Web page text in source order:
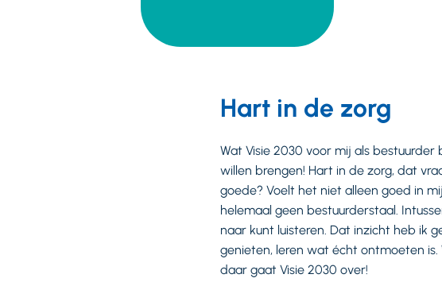
Hart in de zorg
Wat Visie 2030 voor mij als
willen brengen! Hart in de zorg, dat
goede? Voelt het niet alleen goed in
helemaal geen bestuurderstaal.
naar kunt luisteren. Dat inzicht heb ik
genieten, leren wat écht ontmoeten is.
daar gaat Visie 2030 over!